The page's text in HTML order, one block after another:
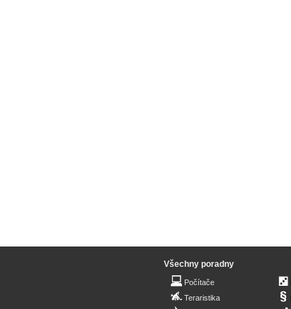
Všechny poradny
Počítače
Teraristika